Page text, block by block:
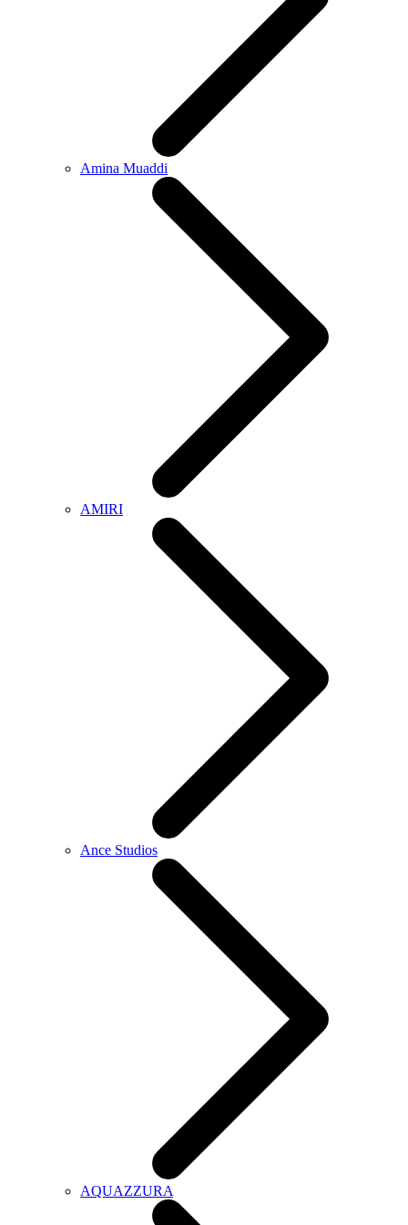
Amina Muaddi
AMIRI
Ance Studios
AQUAZZURA